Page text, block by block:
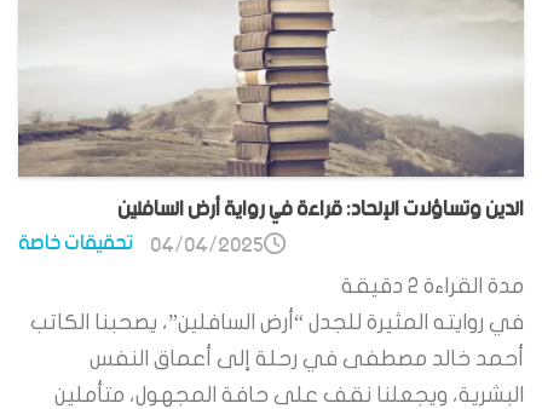
الدين وتساؤلات الإلحاد: قراءة في رواية أرض السافلين
تحقيقات خاصة 04/04/2025
مدة القراءة 2 دقيقة
في روايته المثيرة للجدل “أرض السافلين”، يصحبنا الكاتب
أحمد خالد مصطفى في رحلة إلى أعماق النفس
البشرية، ويجعلنا نقف على حافة المجهول، متأملين